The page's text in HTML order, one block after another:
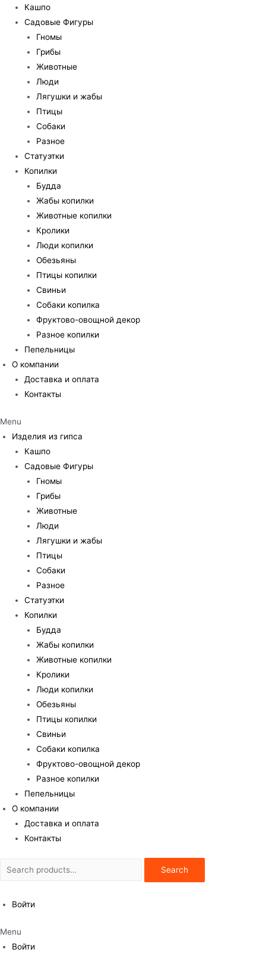
Кашпо
Садовые Фигуры
Гномы
Грибы
Животные
Люди
Лягушки и жабы
Птицы
Собаки
Разное
Статуэтки
Копилки
Будда
Жабы копилки
Животные копилки
Кролики
Люди копилки
Обезьяны
Птицы копилки
Свиньи
Собаки копилка
Фруктово-овощной декор
Разное копилки
Пепельницы
О компании
Доставка и оплата
Контакты
Menu
Изделия из гипса
Кашпо
Садовые Фигуры
Гномы
Грибы
Животные
Люди
Лягушки и жабы
Птицы
Собаки
Разное
Статуэтки
Копилки
Будда
Жабы копилки
Животные копилки
Кролики
Люди копилки
Обезьяны
Птицы копилки
Свиньи
Собаки копилка
Фруктово-овощной декор
Разное копилки
Пепельницы
О компании
Доставка и оплата
Контакты
Search
Войти
Menu
Войти